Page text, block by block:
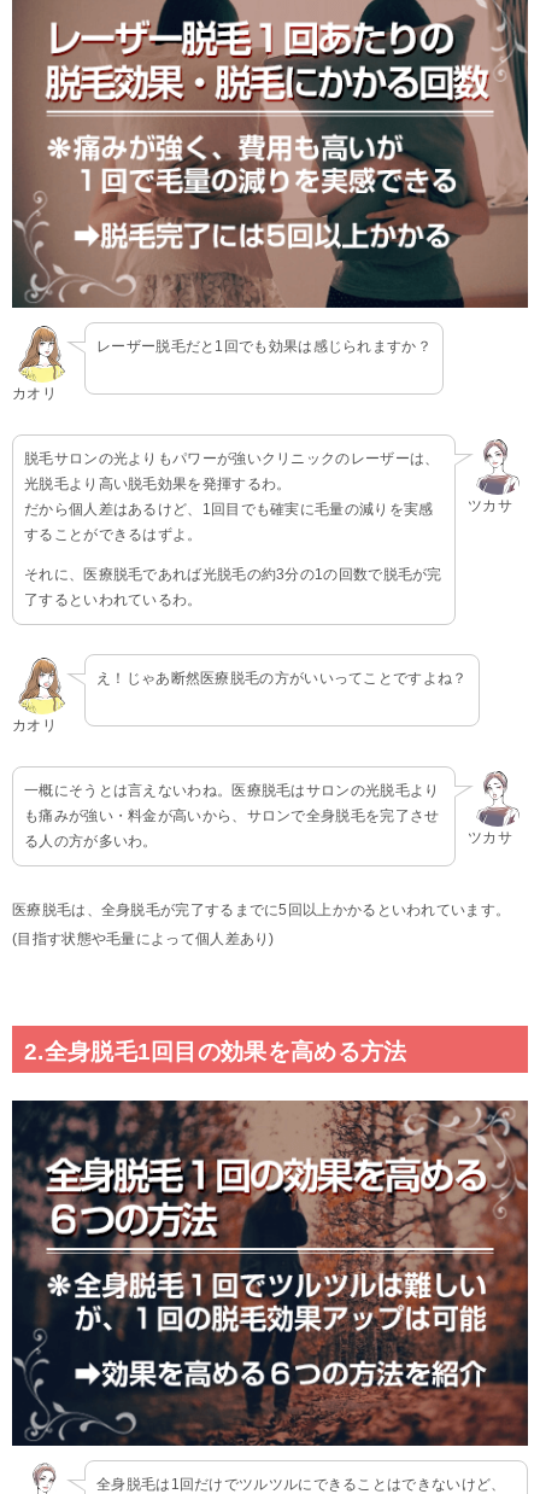
カオリ
レーザー脱毛だと1回でも効果は感じられますか？
ツカサ
脱毛サロンの光よりもパワーが強いクリニックのレーザーは、
光脱毛より高い脱毛効果を発揮するわ。
だから個人差はあるけど、1回目でも確実に毛量の減りを実感
することができるはずよ。
それに、医療脱毛であれば光脱毛の約3分の1の回数で脱毛が完
了するといわれているわ。
カオリ
え！じゃあ断然医療脱毛の方がいいってことですよね？
ツカサ
一概にそうとは言えないわね。医療脱毛はサロンの光脱毛より
も痛みが強い・料金が高いから、サロンで全身脱毛を完了させ
る人の方が多いわ。
医療脱毛は、全身脱毛が完了するまでに5回以上かかるといわれています。
(目指す状態や毛量によって個人差あり)
2.全身脱毛1回目の効果を高める方法
全身脱毛は1回だけでツルツルにできることはできないけど、